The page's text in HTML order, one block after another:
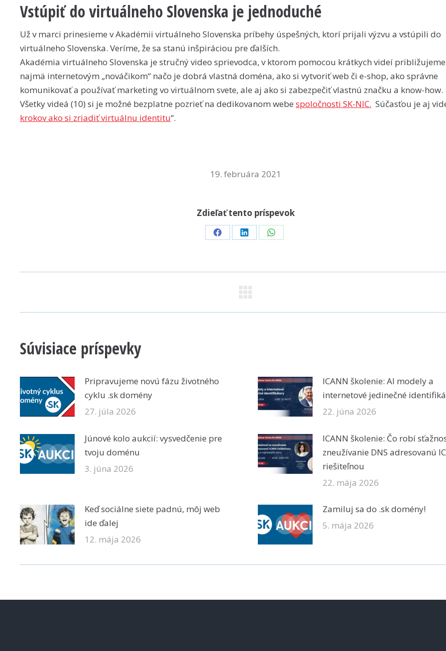
Vstúpiť do virtuálneho Slovenska je jednoduché
Už v marci prinesieme v Akadémii virtuálneho Slovenska príbehy úspešných, ktorí prijali výzvu a vstúpili do
virtuálneho Slovenska. Veríme, že sa stanú inšpiráciou pre ďalších.
Akadémia virtuálneho Slovenska je stručný video sprievodca, v ktorom pomocou krátkych videí približujeme
najmä internetovým „nováčikom“ načo je dobrá vlastná doména, ako si vytvoriť web či e-shop, ako správne
komunikovať a používať marketing vo virtuálnom svete, ale aj ako si zabezpečiť vlastnú značku a know-how.
Všetky videá (10) si je možné bezplatne pozrieť na dedikovanom webe spoločnosti SK-NIC. Súčasťou je aj
krokov ako si zriadiť virtuálnu identitu“.
19. februára 2021
Zdieľať tento príspevok
Share
Facebook
Share
LinkedIn
Share
WhatsApp
NAVIGATION
Súvisiace príspevky
Pripravujeme novú fázu životného
cyklu .sk domény
27. júla 2026
ICANN školenie: AI modely a
internetové jedinečné
22. júna 2026
Júnové kolo aukcií: vysvedčenie pre
tvoju doménu
3. júna 2026
ICANN školenie: Čo robí
zneužívanie DNS adresovanú
riešiteľnou
22. mája 2026
Keď sociálne siete padnú, môj web
ide ďalej
12. mája 2026
Zamiluj sa do .sk domény!
5. mája 2026